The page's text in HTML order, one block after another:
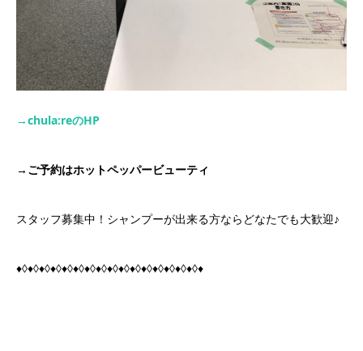
→chula:reのHP
→ ご予約はホットペッパービューティ
スタッフ募集中！シャンプーが出来る方ならどなたでも大歓迎♪
♦◊♦◊♦◊♦◊♦◊♦◊♦◊♦◊♦◊♦◊♦◊♦◊♦◊♦◊♦◊♦◊♦